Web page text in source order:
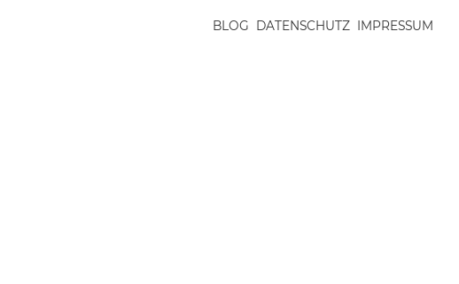
BLOG DATENSCHUTZ IMPRESSUM